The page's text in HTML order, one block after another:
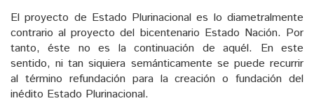
El proyecto de Estado Plurinacional es lo diametralmente
contrario al proyecto del bicentenario Estado Nación. Por
tanto, éste no es la continuación de aquél. En este
sentido, ni tan siquiera semánticamente se puede recurrir
al término refundación para la creación o fundación del
inédito Estado Plurinacional.